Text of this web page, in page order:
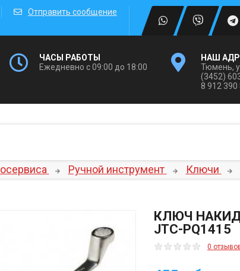
Отправить сообщение
ЧАСЫ РАБОТЫ
Ежедневно с 09:00 до 18:00
НАШ
Тюмень,
(3452)
8 912 390
Ручной инструмент Ключи
КЛЮЧ
JTC-PQ1415
0